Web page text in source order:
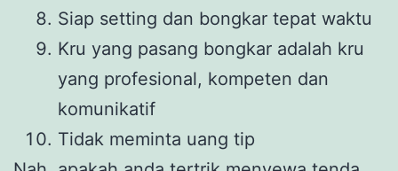
Siap setting dan bongkar tepat waktu
Kru yang pasang bongkar adalah kru
yang profesional, kompeten dan
komunikatif
Tidak meminta uang tip